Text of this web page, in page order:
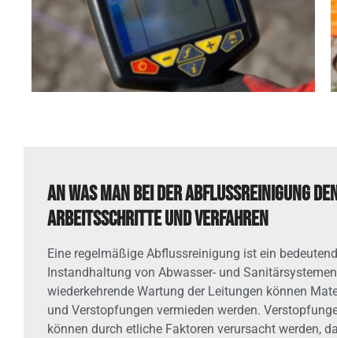
An was man bei der Abflussreinigung
Arbeitsschritte und Verfahren
Eine regelmäßige Abflussreinigung ist ein
Instandhaltung von Abwasser- und
wiederkehrende Wartung der Leitungen können
und Verstopfungen vermieden werden.
können durch etliche Faktoren verursacht werden,